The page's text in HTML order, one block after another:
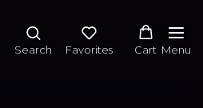
Search Favorites Cart Menu